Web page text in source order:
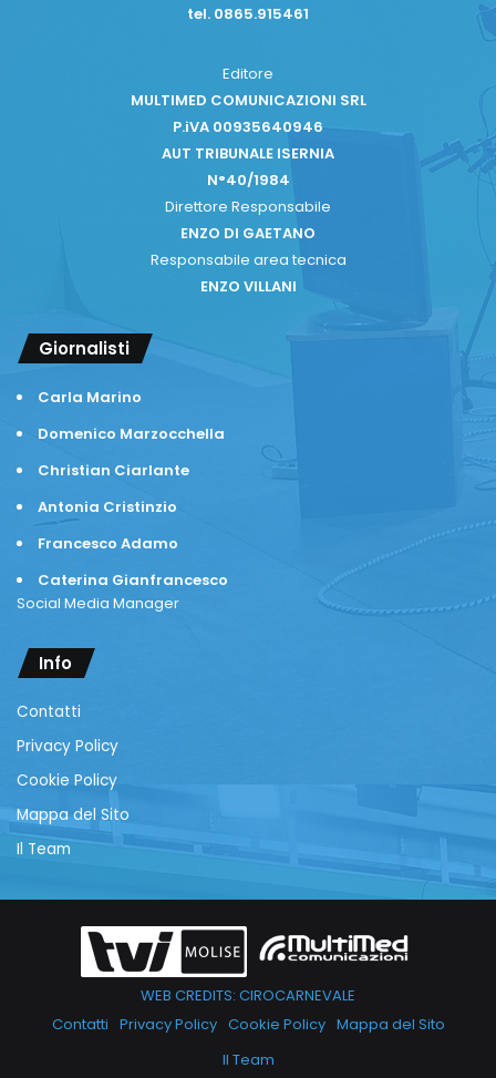
tel. 0865.915461
Editore
MULTIMED COMUNICAZIONI SRL
P.iVA 00935640946
AUT TRIBUNALE ISERNIA
N°40/1984
Direttore Responsabile
ENZO DI GAETANO
Responsabile area tecnica
ENZO VILLANI
Giornalisti
Carla Marino
Domenico Marzocchella
Christian Ciarlante
Antonia Cristinzio
Francesco Adamo
Caterina Gianfrancesco
Social Media Manager
Info
Contatti
Privacy Policy
Cookie Policy
Mappa del Sito
Il Team
WEB CREDITS: CIROCARNEVALE
Contatti Privacy Policy Cookie Policy Mappa del Sito
Il Team